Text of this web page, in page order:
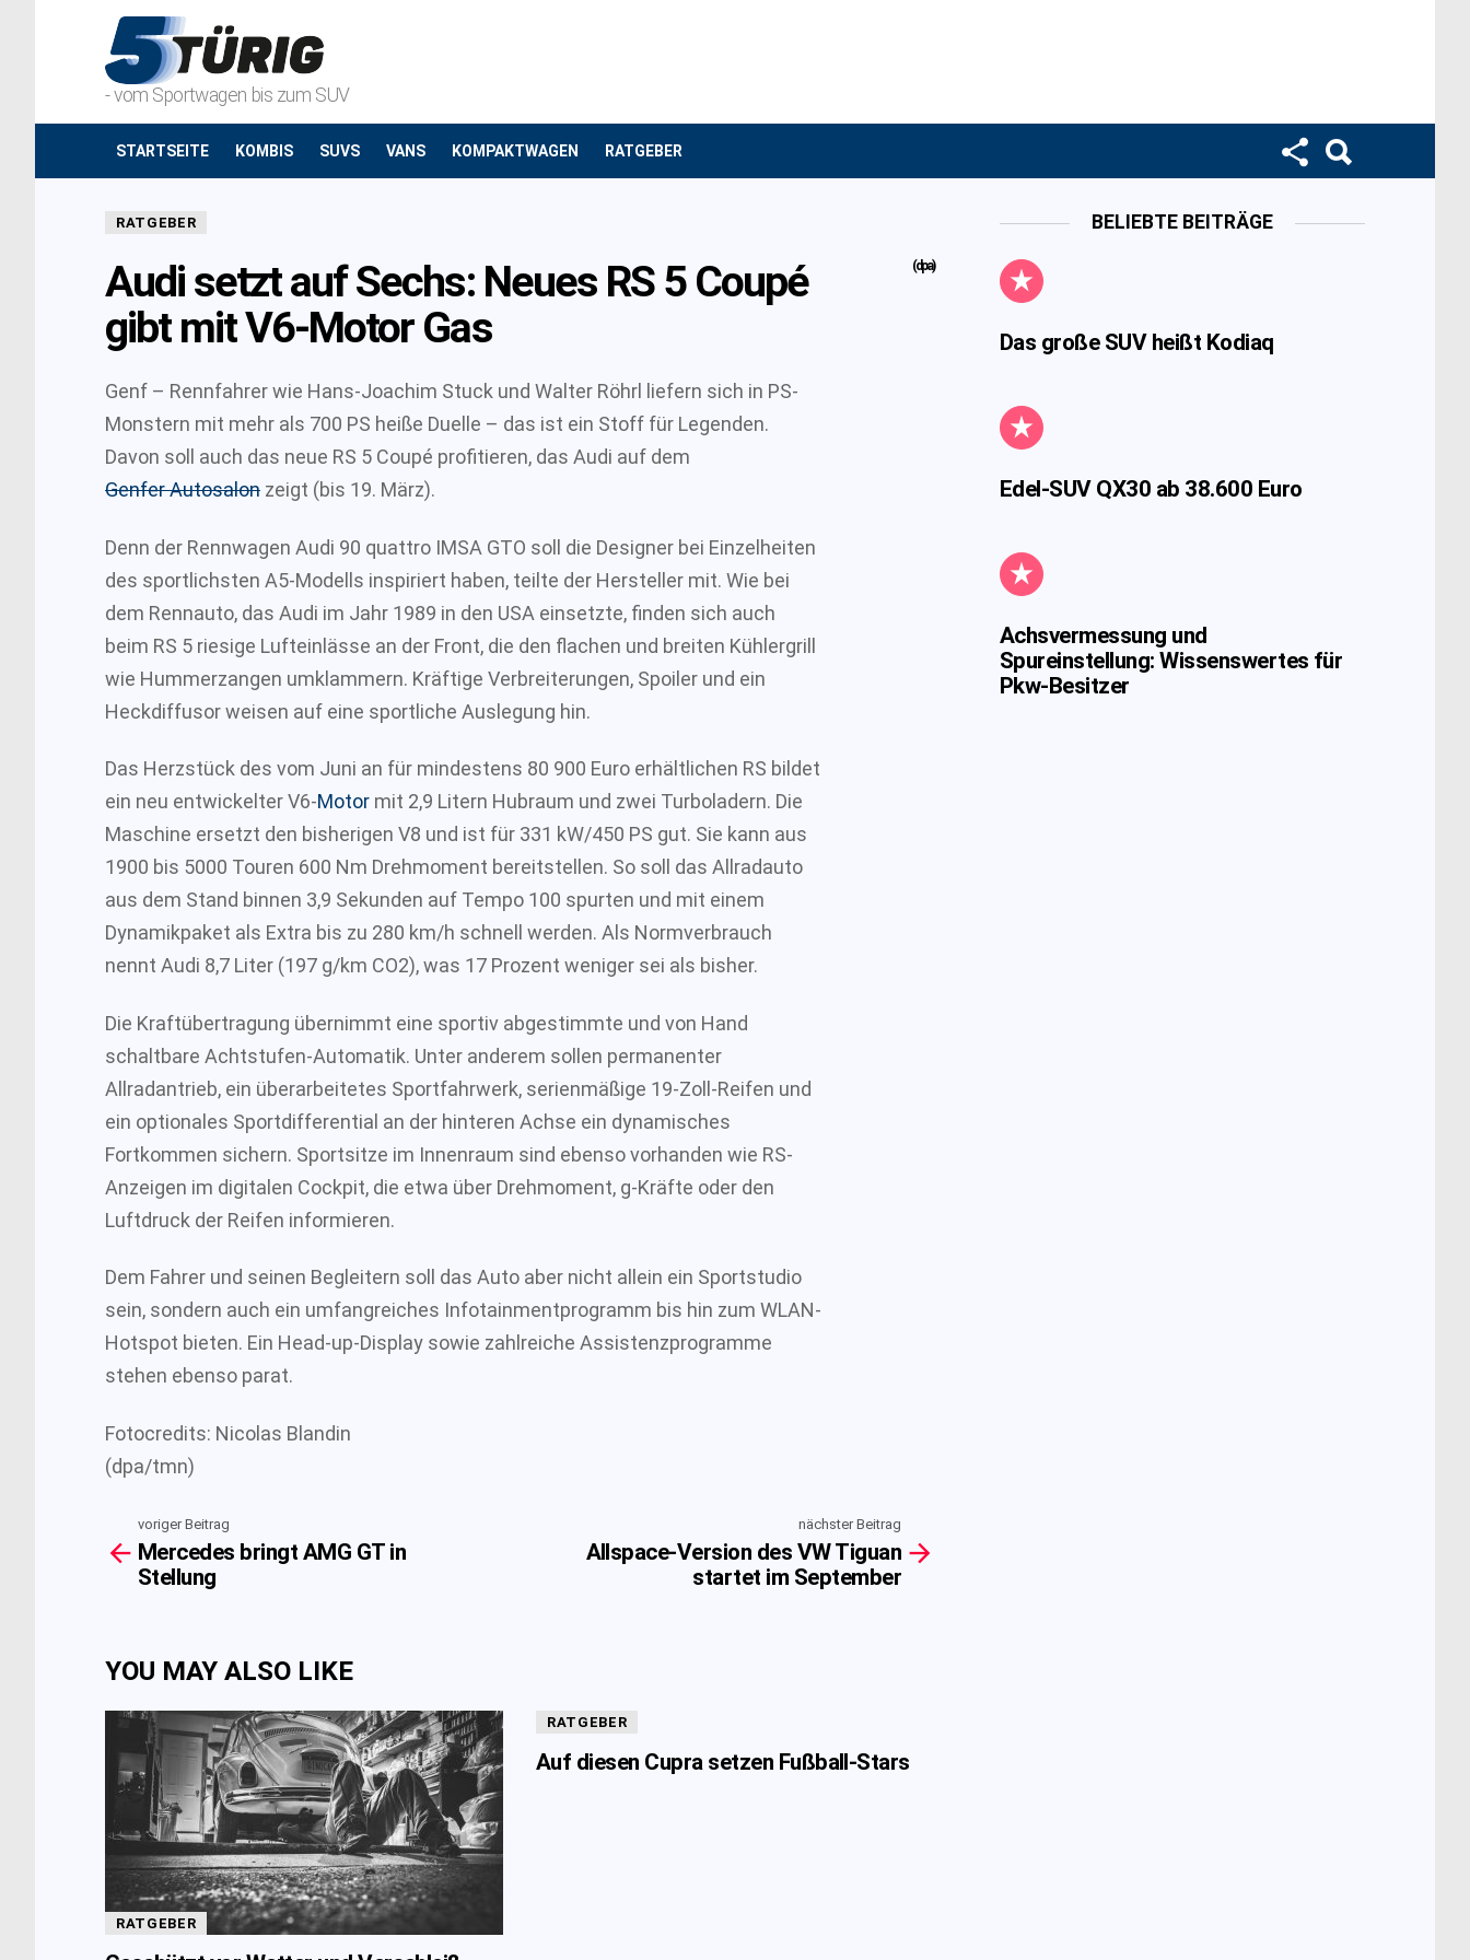
- vom Sportwagen bis zum SUV
STARTSEITE KOMBIS SUVS VANS KOMPAKTWAGEN RATGEBER
RATGEBER
Audi setzt auf Sechs: Neues RS 5 Coupé
gibt mit V6-Motor Gas
(dpa)
Genf – Rennfahrer wie Hans-Joachim Stuck und Walter Röhrl liefern sich in PS-
Monstern mit mehr als 700 PS heiße Duelle – das ist ein Stoff für Legenden.
Davon soll auch das neue RS 5 Coupé profitieren, das Audi auf dem
Genfer Autosalon zeigt (bis 19. März).
Denn der Rennwagen Audi 90 quattro IMSA GTO soll die Designer bei Einzelheiten
des sportlichsten A5-Modells inspiriert haben, teilte der Hersteller mit. Wie bei
dem Rennauto, das Audi im Jahr 1989 in den USA einsetzte, finden sich auch
beim RS 5 riesige Lufteinlässe an der Front, die den flachen und breiten Kühlergrill
wie Hummerzangen umklammern. Kräftige Verbreiterungen, Spoiler und ein
Heckdiffusor weisen auf eine sportliche Auslegung hin.
Das Herzstück des vom Juni an für mindestens 80 900 Euro erhältlichen RS bildet
ein neu entwickelter V6-Motor mit 2,9 Litern Hubraum und zwei Turboladern. Die
Maschine ersetzt den bisherigen V8 und ist für 331 kW/450 PS gut. Sie kann aus
1900 bis 5000 Touren 600 Nm Drehmoment bereitstellen. So soll das Allradauto
aus dem Stand binnen 3,9 Sekunden auf Tempo 100 spurten und mit einem
Dynamikpaket als Extra bis zu 280 km/h schnell werden. Als Normverbrauch
nennt Audi 8,7 Liter (197 g/km CO2), was 17 Prozent weniger sei als bisher.
Die Kraftübertragung übernimmt eine sportiv abgestimmte und von Hand
schaltbare Achtstufen-Automatik. Unter anderem sollen permanenter
Allradantrieb, ein überarbeitetes Sportfahrwerk, serienmäßige 19-Zoll-Reifen und
ein optionales Sportdifferential an der hinteren Achse ein dynamisches
Fortkommen sichern. Sportsitze im Innenraum sind ebenso vorhanden wie RS-
Anzeigen im digitalen Cockpit, die etwa über Drehmoment, g-Kräfte oder den
Luftdruck der Reifen informieren.
Dem Fahrer und seinen Begleitern soll das Auto aber nicht allein ein Sportstudio
sein, sondern auch ein umfangreiches Infotainmentprogramm bis hin zum WLAN-
Hotspot bieten. Ein Head-up-Display sowie zahlreiche Assistenzprogramme
stehen ebenso parat.
Fotocredits: Nicolas Blandin
(dpa/tmn)
more
voriger Beitrag
Mercedes bringt AMG GT in
Stellung
nächster Beitrag
Allspace-Version des VW Tiguan
startet im September
YOU MAY ALSO LIKE
RATGEBER
RATGEBER
Auf diesen Cupra setzen Fußball-Stars
BELIEBTE BEITRÄGE
Das große SUV heißt Kodiaq
Edel-SUV QX30 ab 38.600 Euro
Achsvermessung und
Spureinstellung: Wissenswertes für
Pkw-Besitzer